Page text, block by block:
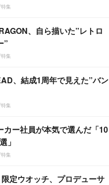
集
、自ら描いた”レトロ
”
集
、結成1周年で見えた”バン
集
カー社員が本気で選んだ「10
」
集
限定ウオッチ、プロデューサ